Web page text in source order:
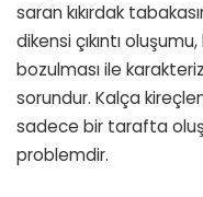
saran kıkırdak
dikensi çıkıntı
bozulması ile
sorundur. Kalça
sadece bir tarafta
problemdir.